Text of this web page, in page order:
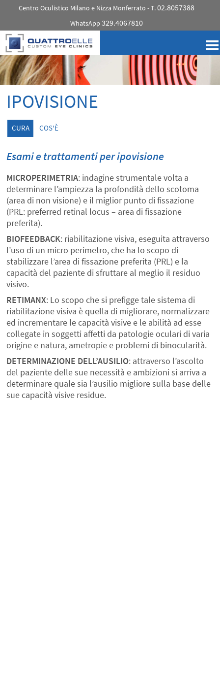
Centro Oculistico Milano e Nizza Monferrato - T.02.8057388
WhatsApp 329.4067810
IPOVISIONE
CURA COS'È
Esami e trattamenti per ipovisione
MICROPERIMETRIA: indagine strumentale volta a
determinare l’ampiezza la profondità dello scotoma
(area di non visione) e il miglior punto di fissazione
(PRL: preferred retinal locus – area di fissazione
preferita).
BIOFEEDBACK: riabilitazione visiva, eseguita attraverso
l’uso di un micro perimetro, che ha lo scopo di
stabilizzare l’area di fissazione preferita (PRL) e la
capacità del paziente di sfruttare al meglio il residuo
visivo.
RETIMANX: Lo scopo che si prefigge tale sistema di
riabilitazione visiva è quella di migliorare, normalizzare
ed incrementare le capacità visive e le abilità ad esse
collegate in soggetti affetti da patologie oculari di varia
origine e natura, ametropie e problemi di binocularità.
DETERMINAZIONE DELL’AUSILIO: attraverso l’ascolto
del paziente delle sue necessità e ambizioni si arriva a
determinare quale sia l’ausilio migliore sulla base delle
sue capacità visive residue.